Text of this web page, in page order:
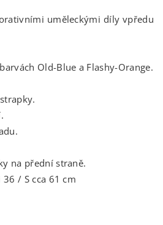
uměleckými díly vpředu
Old-Blue a Flashy-Orange.
na přední straně.
/ S cca 61 cm